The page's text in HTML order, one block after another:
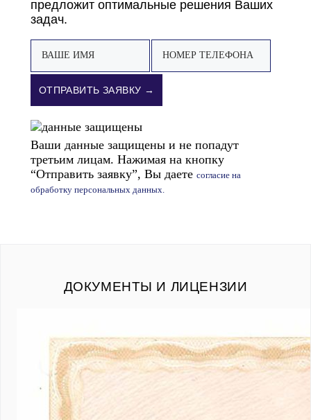
предложит оптимальные решения Ваших
задач.
ОТПРАВИТЬ ЗАЯВКУ →
Ваши данные защищены и не попадут
третьим лицам. Нажимая на кнопку
“Отправить заявку”, Вы даете согласие на
обработку персональных данных.
ДОКУМЕНТЫ И ЛИЦЕНЗИИ